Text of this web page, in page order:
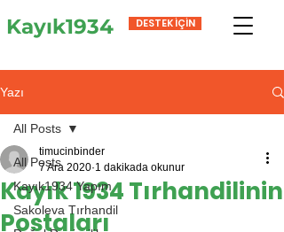
Kayık1934 DESTEK İÇİN
Yazı
All Posts
Kayık1934 Yapım
Sakoleva Tırhandil
All Posts
Kayık 1934 Tırhandilinin
Postaları
timucinbinder
7 Ara 2020 1 dakikada okunur